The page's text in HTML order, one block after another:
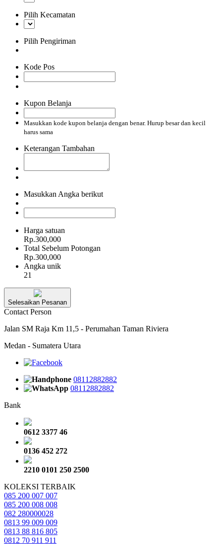
Pilih Kecamatan
Pilih Pengiriman
Kode Pos
Kupon Belanja
Masukkan kode kupon belanja dengan benar. Hurup besar dan kecil
harus sama
Keterangan Tambahan
Masukkan Angka berikut
Harga satuan
Rp.300,000
Total Sebelum Potongan
Rp.300,000
Angka unik
21
Selesaikan Pesanan
Contact Person
Jalan SM Raja Km 11,5 - Perumahan Taman Riviera
Medan - Sumatera Utara
08112882882
08112882882
Bank
0612 3377 46
0136 452 272
2210 0101 250 2500
KOLEKSI TERBAIK
085 200 007 007
085 200 008 008
082 280000028
0813 99 009 009
0813 88 816 805
0812 70 911 911